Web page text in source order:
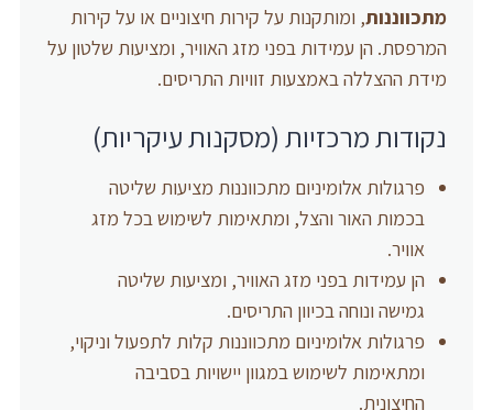
מתכווננות, ומותקנות על קירות חיצוניים או על קירות
המרפסת. הן עמידות בפני מזג האוויר, ומציעות שלטון על
מידת ההצללה באמצעות זוויות התריסים.
נקודות מרכזיות (מסקנות עיקריות)
פרגולות אלומיניום מתכווננות מציעות שליטה
בכמות האור והצל, ומתאימות לשימוש בכל מזג
אוויר.
הן עמידות בפני מזג האוויר, ומציעות שליטה
גמישה ונוחה בכיוון התריסים.
פרגולות אלומיניום מתכווננות קלות לתפעול וניקוי,
ומתאימות לשימוש במגוון יישויות בסביבה
החיצונית.